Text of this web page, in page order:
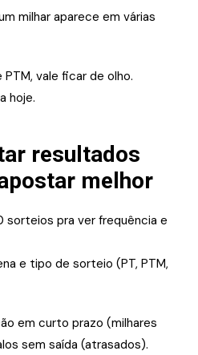
milhar aparece em várias
vale ficar de olho.
hoje.
resultados
melhor
pra ver frequência e
e tipo de sorteio (PT, PTM,
em curto prazo (milhares
sem saída (atrasados).